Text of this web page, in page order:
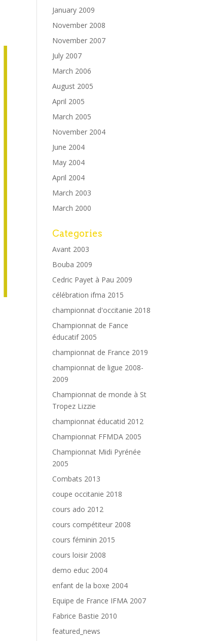
January 2009
November 2008
November 2007
July 2007
March 2006
August 2005
April 2005
March 2005
November 2004
June 2004
May 2004
April 2004
March 2003
March 2000
Categories
Avant 2003
Bouba 2009
Cedric Payet à Pau 2009
célébration ifma 2015
championnat d'occitanie 2018
Championnat de Fance
éducatif 2005
championnat de France 2019
championnat de ligue 2008-
2009
Championnat de monde à St
Tropez Lizzie
championnat éducatid 2012
Championnat FFMDA 2005
Championnat Midi Pyrénée
2005
Combats 2013
coupe occitanie 2018
cours ado 2012
cours compétiteur 2008
cours féminin 2015
cours loisir 2008
demo educ 2004
enfant de la boxe 2004
Equipe de France IFMA 2007
Fabrice Bastie 2010
featured_news